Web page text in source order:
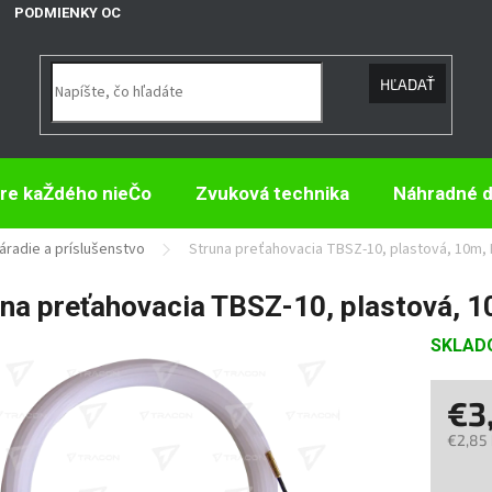
PODMIENKY OCHRANY OSOBNÝCH ÚDAJOV
HĽADAŤ
kaŽdého nieČo Zvuková technika Náhradné
a príslušenstvo Struna preťahovacia TBSZ-10, plastová, 10m,
preťahovacia TBSZ-10, plastová,
€2,85